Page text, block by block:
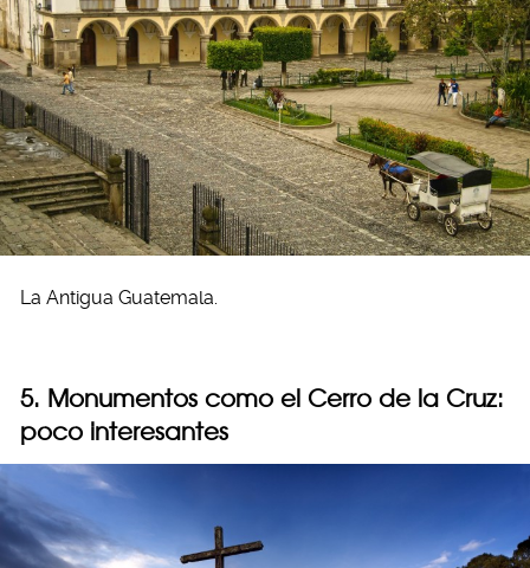
La Antigua Guatemala.
5. Monumentos como el Cerro de la Cruz:
poco interesantes